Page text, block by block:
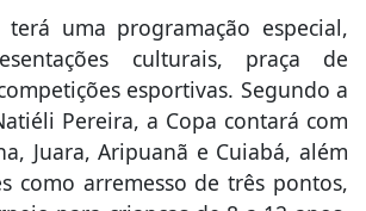
terá uma programação especial,
culturais, praça de
esportivas. Segundo a
Pereira, a Copa contará com
Juara, Aripuanã e Cuiabá, além
como arremesso de três pontos,